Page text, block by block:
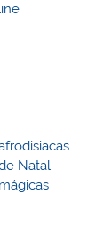
Natal